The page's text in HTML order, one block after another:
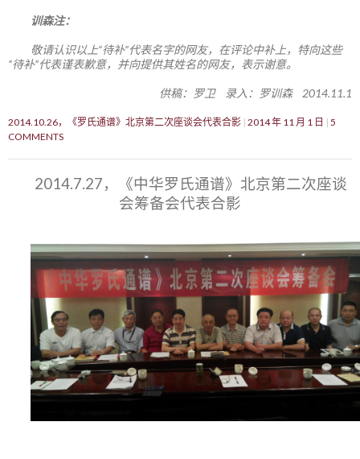
训森注：
敬请认识以上“待补”代表名字的网友，在评论中补上，特向这些
“待补”代表谨表歉意，并向提供其姓名的网友，表示谢意。
供稿：罗卫 录入：罗训森 2014.11.1
2014.10.26，《罗氏通谱》北京第二次座谈会代表合影 2014 年 11 月 1 日
5
COMMENTS
2014.7.27，《中华罗氏通谱》北京第二次座谈
会筹备会代表合影